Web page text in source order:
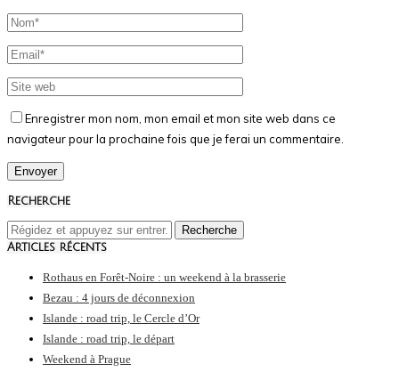
Enregistrer mon nom, mon email et mon site web dans ce
navigateur pour la prochaine fois que je ferai un commentaire.
Recherche
Articles récents
Rothaus en Forêt-Noire : un weekend à la brasserie
Bezau : 4 jours de déconnexion
Islande : road trip, le Cercle d’Or
Islande : road trip, le départ
Weekend à Prague